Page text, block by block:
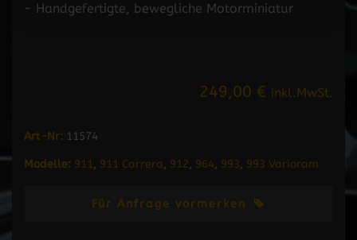
- Handgefertigte, bewegliche Motorminiatur
249,00 € inkl.MwSt.
Art-Nr: 11574
Modelle: 911, 911 Carrera, 912, 964, 993, 993 Varioram
Für Anfrage vormerken